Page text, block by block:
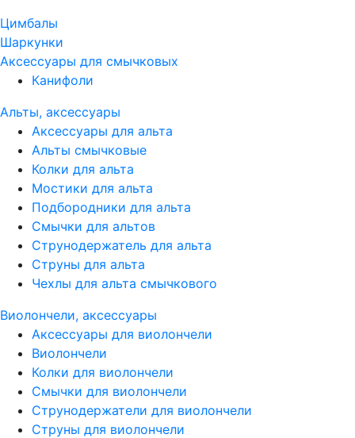
Цимбалы
Шаркунки
Аксессуары для смычковых
Канифоли
Альты, аксессуары
Аксессуары для альта
Альты смычковые
Колки для альта
Мостики для альта
Подбородники для альта
Смычки для альтов
Струнодержатель для альта
Струны для альта
Чехлы для альта смычкового
Виолончели, аксессуары
Аксессуары для виолончели
Виолончели
Колки для виолончели
Смычки для виолончели
Струнодержатели для виолончели
Струны для виолончели